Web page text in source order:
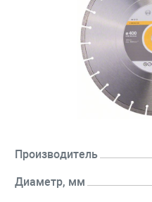
Производитель
Диаметр, мм